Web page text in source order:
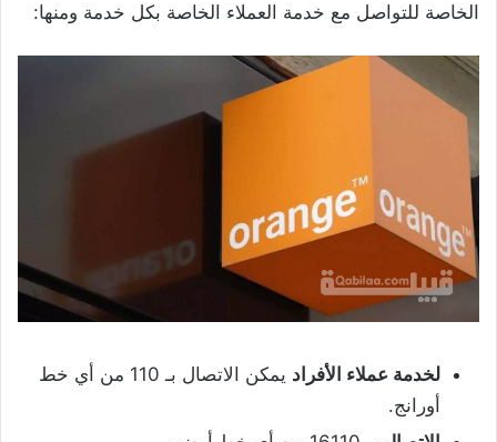
الخاصة للتواصل مع خدمة العملاء الخاصة بكل خدمة ومنها:
لخدمة عملاء الأفراد
يمكن الاتصال بـ 110 من أي خط
أورانج.